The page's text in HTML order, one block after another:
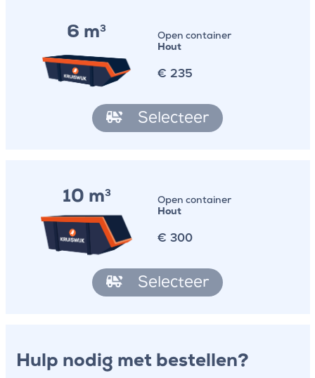
6 m3
Open container
Hout
€ 235
Selecteer
10 m3
Open container
Hout
€ 300
Selecteer
Hulp nodig met bestellen?